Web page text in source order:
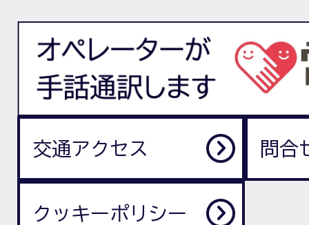
交通アクセス 問合
クッキーポリシー